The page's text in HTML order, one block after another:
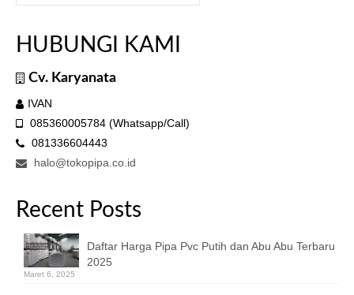
HUBUNGI KAMI
Cv. Karyanata
IVAN
085360005784 (Whatsapp/Call)
081336604443
halo@tokopipa.co.id
Recent Posts
Daftar Harga Pipa Pvc Putih dan Abu Abu Terbaru
2025
Maret 6, 2025